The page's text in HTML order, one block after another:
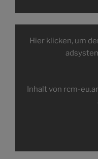
Inhalt
rcm-Hier klicken, um
Inhalt von rcm-